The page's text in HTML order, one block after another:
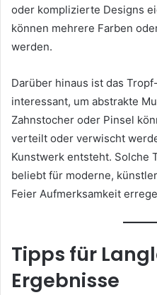
oder komplizierte Designs
können mehrere Farben
werden.
Darüber hinaus ist das
interessant, um abstrakte
Zahnstocher oder Pinsel
verteilt oder verwischt
Kunstwerk entsteht. Solche
beliebt für moderne,
Feier Aufmerksamkeit
Tipps für
Ergebnisse